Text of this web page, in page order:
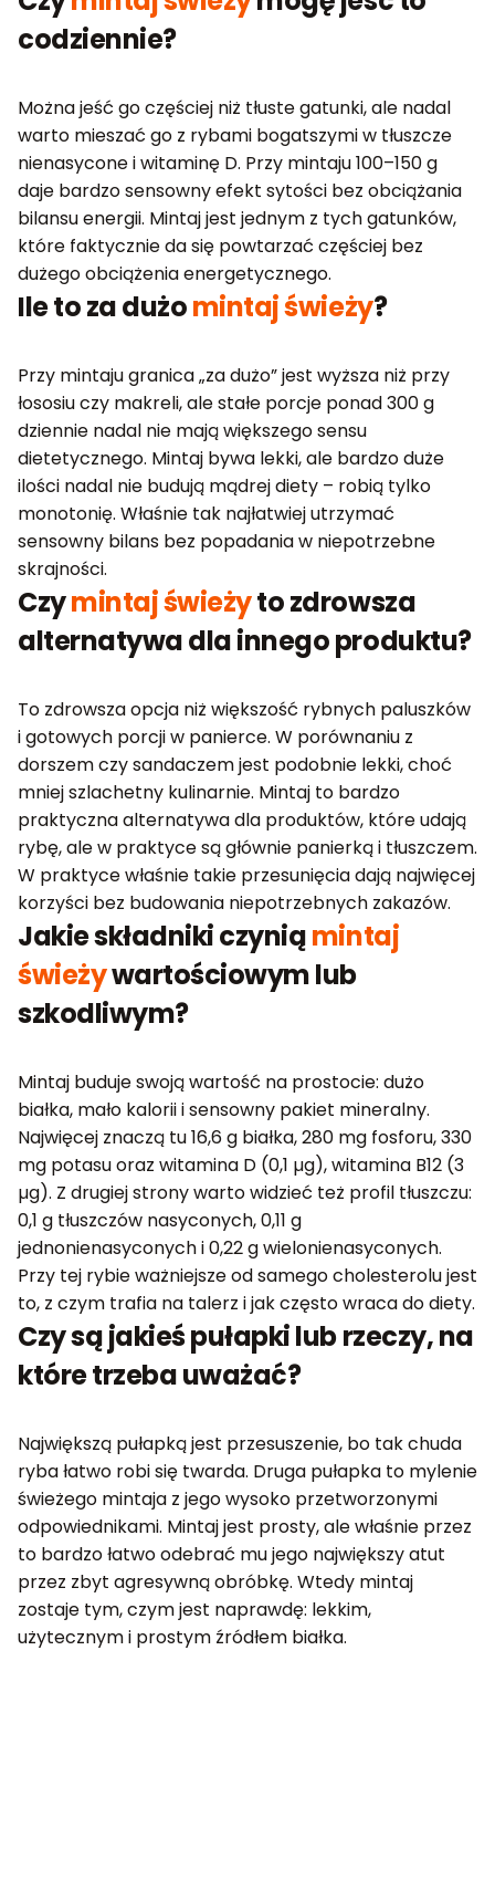
codziennie?
Można jeść go częściej niż tłuste gatunki, ale nadal
warto mieszać go z rybami bogatszymi w tłuszcze
nienasycone i witaminę D. Przy mintaju 100–150 g
daje bardzo sensowny efekt sytości bez obciążania
bilansu energii. Mintaj jest jednym z tych gatunków,
które faktycznie da się powtarzać częściej bez
dużego obciążenia energetycznego.
Ile to za dużomintaj świeży?
Przy mintaju granica „za dużo” jest wyższa niż przy
łososiu czy makreli, ale stałe porcje ponad 300 g
dziennie nadal nie mają większego sensu
dietetycznego. Mintaj bywa lekki, ale bardzo duże
ilości nadal nie budują mądrej diety – robią tylko
monotonię. Właśnie tak najłatwiej utrzymać
sensowny bilans bez popadania w niepotrzebne
skrajności.
Czymintaj świeżyto zdrowsza
alternatywa dla innego produktu?
To zdrowsza opcja niż większość rybnych paluszków
i gotowych porcji w panierce. W porównaniu z
dorszem czy sandaczem jest podobnie lekki, choć
mniej szlachetny kulinarnie. Mintaj to bardzo
praktyczna alternatywa dla produktów, które udają
rybę, ale w praktyce są głównie panierką i tłuszczem.
W praktyce właśnie takie przesunięcia dają najwięcej
korzyści bez budowania niepotrzebnych zakazów.
Jakie składniki czyniąmintaj
świeżywartościowym lub
szkodliwym?
Mintaj buduje swoją wartość na prostocie: dużo
białka, mało kalorii i sensowny pakiet mineralny.
Najwięcej znaczą tu 16,6 g białka, 280 mg fosforu, 330
mg potasu oraz witamina D (0,1 µg), witamina B12 (3
µg). Z drugiej strony warto widzieć też profil tłuszczu:
0,1 g tłuszczów nasyconych, 0,11 g
jednonienasyconych i 0,22 g wielonienasyconych.
Przy tej rybie ważniejsze od samego cholesterolu jest
to, z czym trafia na talerz i jak często wraca do diety.
Czy są jakieś pułapki lub rzeczy, na
które trzeba uważać?
Największą pułapką jest przesuszenie, bo tak chuda
ryba łatwo robi się twarda. Druga pułapka to mylenie
świeżego mintaja z jego wysoko przetworzonymi
odpowiednikami. Mintaj jest prosty, ale właśnie przez
to bardzo łatwo odebrać mu jego największy atut
przez zbyt agresywną obróbkę. Wtedy mintaj
zostaje tym, czym jest naprawdę: lekkim,
użytecznym i prostym źródłem białka.